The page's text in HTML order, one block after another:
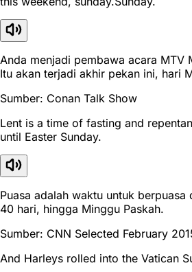
Anda menjadi pembawa acara MTV
Itu akan terjadi akhir pekan ini, hari
Sumber: Conan Talk Show
Lent is a time of fasting and
until Easter Sunday.
Puasa adalah waktu untuk berpuasa
40 hari, hingga Minggu Paskah.
Sumber: CNN Selected February
And Harleys rolled into the Vatican